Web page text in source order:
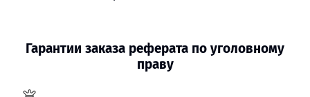
Гарантии заказа реферата по уголовному
праву